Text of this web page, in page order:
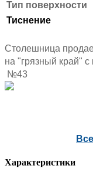
Тип поверхности
Тиснение
Столешница
на "грязный край"
№43
Характеристики